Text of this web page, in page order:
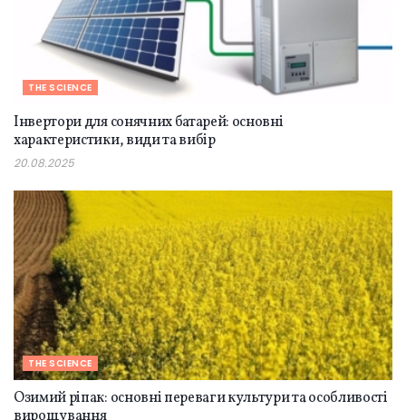
THE SCIENCE
Інвертори для сонячних батарей: основні
характеристики, види та вибір
20.08.2025
THE SCIENCE
Озимий ріпак: основні переваги культури та особливості